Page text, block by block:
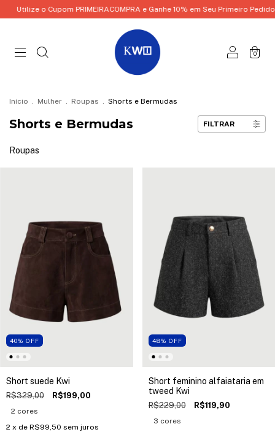
o Cupom PRIMEIRACOMPRA e Ganhe 10% em Seu Primeiro Pedido!
0
Início . Mulher . Roupas . Shorts e Bermudas
Shorts e Bermudas FILTRAR
Roupas
40% OFF
Short suede Kwi
R$329,00 R$199,00
2 cores
2 x de R$99,50 sem juros
48% OFF
Short feminino alfaiataria em
tweed Kwi
R$229,00 R$119,90
3 cores